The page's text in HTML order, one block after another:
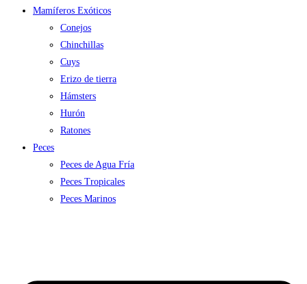
Mamíferos Exóticos
Conejos
Chinchillas
Cuys
Erizo de tierra
Hámsters
Hurón
Ratones
Peces
Peces de Agua Fría
Peces Tropicales
Peces Marinos